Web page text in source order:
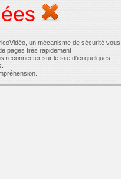
un mécanisme de sécurité vous
pages très rapidement
reconnecter sur le site d'ici quelques